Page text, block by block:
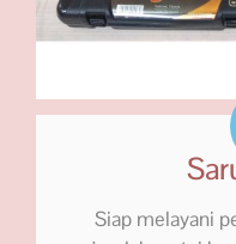
Siap melayani